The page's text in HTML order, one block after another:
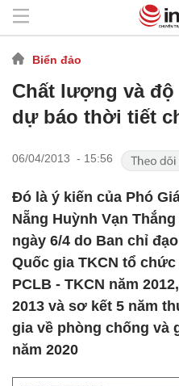
Biển đảo
Chất lượng và
dự báo thời tiết
06/04/2013 - 15:56
Đó là ý kiến của Phó
Nẵng Huỳnh Vạn
ngày 6/4 do Ban chỉ
Quốc gia TKCN tổ
PCLB - TKCN năm
2013 và sơ kết 5 năm
gia về phòng chống và
năm 2020